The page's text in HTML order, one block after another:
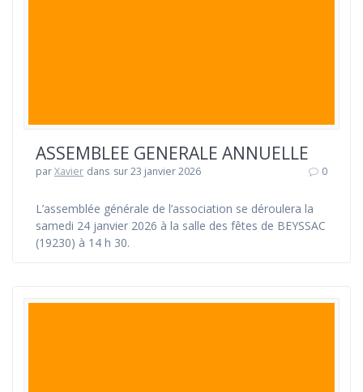
ASSEMBLEE GENERALE ANNUELLE
parXavier dans sur 23 janvier 2026 0
L’assemblée générale de l’association se déroulera la
samedi 24 janvier 2026 à la salle des fêtes de BEYSSAC
(19230) à 14 h 30.